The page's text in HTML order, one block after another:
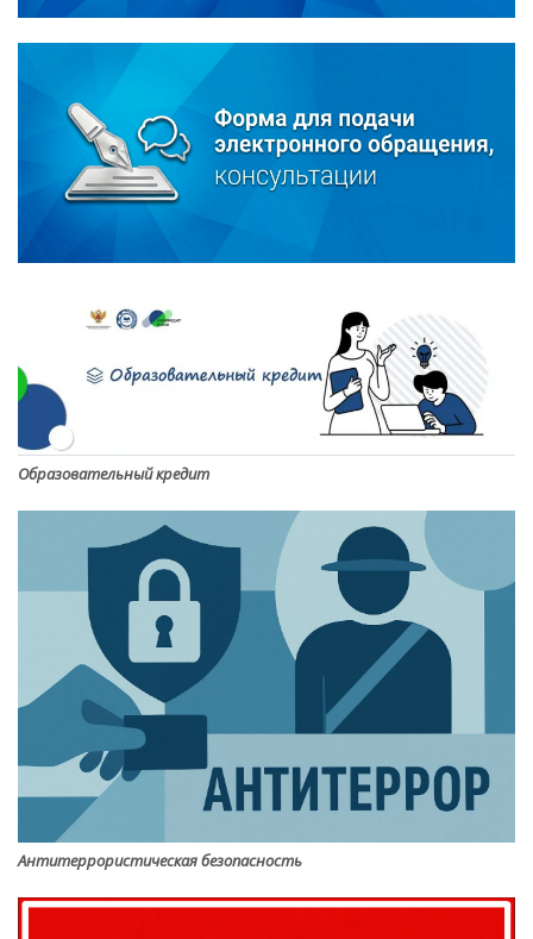
Образовательный кредит
Антитеррористическая безопасность